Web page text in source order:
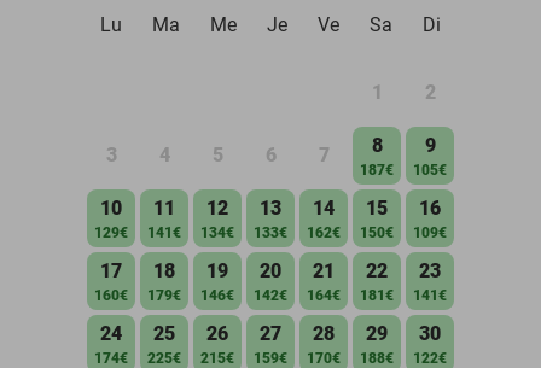
Lu
Ma Me Je Ve Sa Di
1 2
3 4 5 6 7 8
187€
9
105€
10
129€
11
141€
12
134€
13
133€
14
162€
15
150€
16
109€
17
160€
18
179€
19
146€
20
142€
21
164€
22
181€
23
141€
24
174€
25
225€
26
215€
27
159€
28
170€
29
188€
30
122€